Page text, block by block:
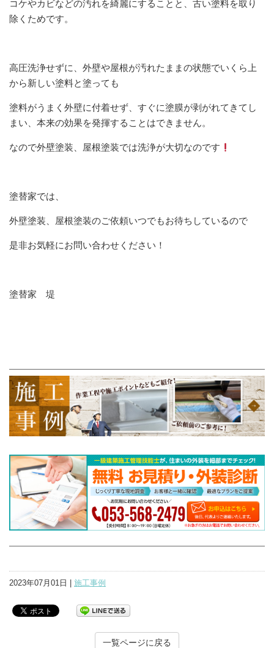
コケやカビなどの汚れを綺麗にすることと、古い塗料を取り
除くためです。
高圧洗浄せずに、外壁や屋根が汚れたままの状態でいくら上
から新しい塗料と塗っても
塗料がうまく外壁に付着せず、すぐに塗膜が剥がれてきてし
まい、本来の効果を発揮することはできません。
なので外壁塗装、屋根塗装では洗浄が大切なのです
塗替家では、
外壁塗装、屋根塗装のご依頼いつでもお待ちしているので
是非お気軽にお問い合わせください！
塗替家 堤
2023年07月01日 | 施工事例
一覧ページに戻る